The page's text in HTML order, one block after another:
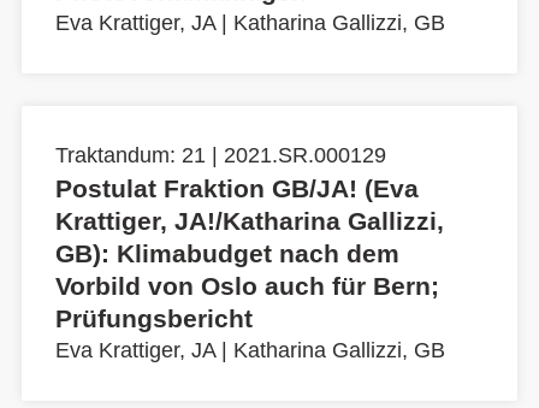
Eva Krattiger, JA| Katharina Gallizzi, GB
Traktandum: 21 | 2021.SR.000129
Postulat Fraktion GB/JA! (Eva
Krattiger, JA!/Katharina Gallizzi,
GB): Klimabudget nach dem
Vorbild von Oslo auch für Bern;
Prüfungsbericht
Eva Krattiger, JA| Katharina Gallizzi, GB